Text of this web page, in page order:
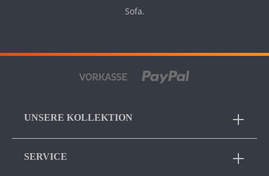
Sofa.
UNSERE KOLLEKTION
SERVICE